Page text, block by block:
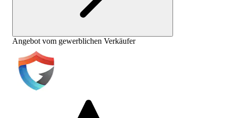
Angebot vom gewerblichen Verkäufer